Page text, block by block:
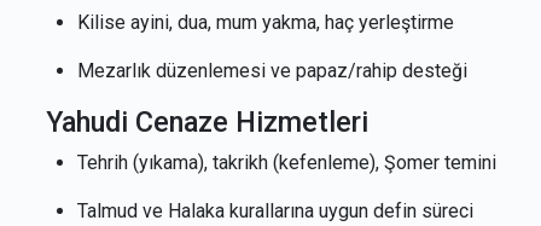
Kilise ayini, dua, mum yakma, haç yerleştirme
Mezarlık düzenlemesi ve papaz/rahip desteği
Yahudi Cenaze Hizmetleri
Tehrih (yıkama), takrikh (kefenleme), Şomer temini
Talmud ve Halaka kurallarına uygun defin süreci